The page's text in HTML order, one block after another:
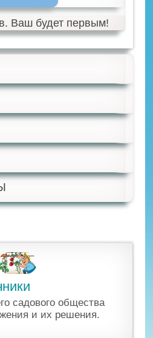
Ваш будет первым!
садового общества
и их решения.